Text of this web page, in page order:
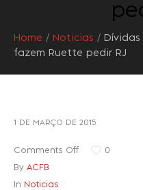
Home / Noticias / Dívidas
fazem Ruette pedir RJ
1 DE MARÇO DE 2015
Comments Off 0
By ACFB
In Noticias